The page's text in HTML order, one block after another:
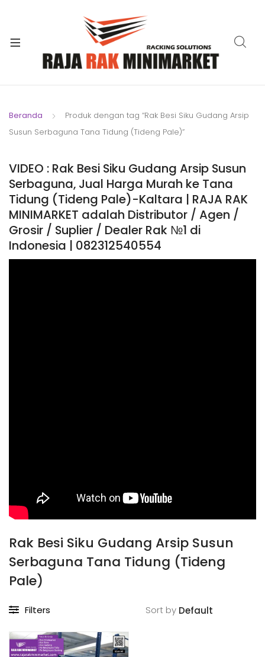
Beranda
Produk dengan tag “Rak Besi Siku Gudang Arsip
Susun Serbaguna Tana Tidung (Tideng Pale)”
VIDEO : Rak Besi Siku Gudang Arsip Susun
Serbaguna, Jual Harga Murah ke Tana
Tidung (Tideng Pale)-Kaltara | RAJA RAK
MINIMARKET adalah Distributor / Agen /
Grosir / Suplier / Dealer Rak №1 di
Indonesia | 082312540554
Rak Besi Siku Gudang Arsip Susun
Serbaguna Tana Tidung (Tideng
Pale)
Filters Sort by